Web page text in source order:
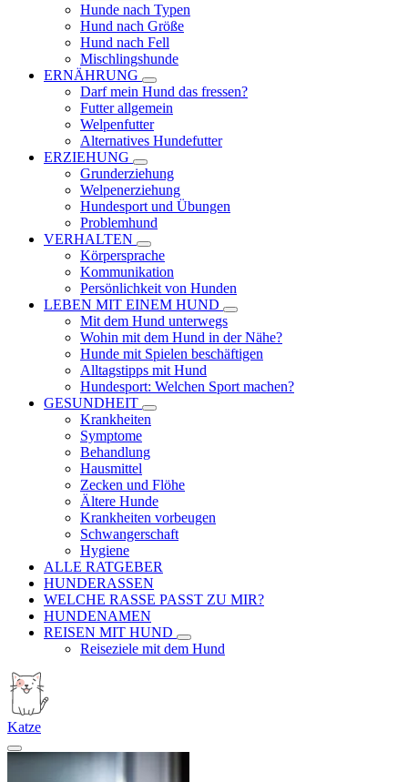
Hunde nach Typen
Hund nach Größe
Hund nach Fell
Mischlingshunde
ERNÄHRUNG
Darf mein Hund das fressen?
Futter allgemein
Welpenfutter
Alternatives Hundefutter
ERZIEHUNG
Grunderziehung
Welpenerziehung
Hundesport und Übungen
Problemhund
VERHALTEN
Körpersprache
Kommunikation
Persönlichkeit von Hunden
LEBEN MIT EINEM HUND
Mit dem Hund unterwegs
Wohin mit dem Hund in der Nähe?
Hunde mit Spielen beschäftigen
Alltagstipps mit Hund
Hundesport: Welchen Sport machen?
GESUNDHEIT
Krankheiten
Symptome
Behandlung
Hausmittel
Zecken und Flöhe
Ältere Hunde
Krankheiten vorbeugen
Schwangerschaft
Hygiene
ALLE RATGEBER
HUNDERASSEN
WELCHE RASSE PASST ZU MIR?
HUNDENAMEN
REISEN MIT HUND
Reiseziele mit dem Hund
Katze